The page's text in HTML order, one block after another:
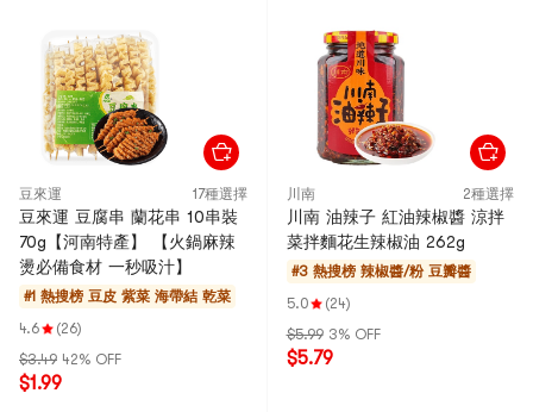
豆來運 17種選擇
豆來運 豆腐串 蘭花串 10串裝
70g【河南特產】 【火鍋麻辣
燙必備食材 一秒吸汁】
#1 熱搜榜 豆皮 紫菜 海帶結 乾菜
4.6
(26)
$3.49 42% OFF
$1.99
川南 2種選擇
川南 油辣子 紅油辣椒醬 涼拌
菜拌麵花生辣椒油 262g
#3 熱搜榜辣椒醬/粉 豆瓣醬
5.0
(24)
$5.99 3% OFF
$5.79